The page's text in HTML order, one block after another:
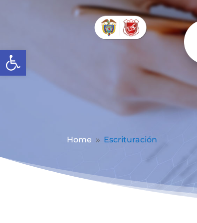
Abrir barra de herramientas
Home 9 Escrituración